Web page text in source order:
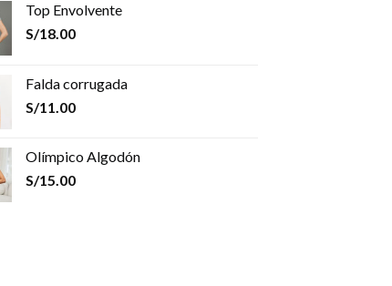
Top Envolvente
S/18.00
Falda corrugada
S/11.00
Olímpico Algodón
S/15.00